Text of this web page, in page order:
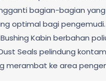
bagian-bagian
optimal bagi
Kabin berbahan
Seals pelindung
merambat ke area